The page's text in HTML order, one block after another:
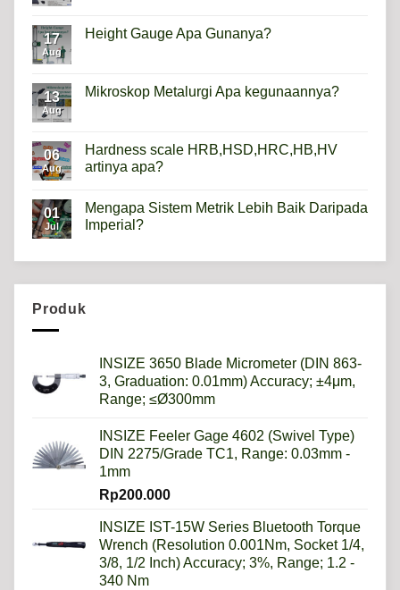
Apa
itu
17
Aug
Height Gauge Apa Gunanya?
Height
Gauge
13
Aug
Mikroskop Metalurgi Apa kegunaannya?
Mikroskop
Metalurgi
Apa
06
Aug
Hardness scale HRB,HSD,HRC,HB,HV
artinya apa?
on
Hardness
scale
01
Jul
Mengapa Sistem Metrik Lebih Baik Daripada
Imperial?
Lebih
Produk
INSIZE 3650 Blade Micrometer (DIN 863-
3, Graduation: 0.01mm) Accuracy; ±4μm,
Range; ≤Ø300mm
INSIZE Feeler Gage 4602 (Swivel Type)
DIN 2275/Grade TC1, Range: 0.03mm -
1mm
Rp200.000
INSIZE IST-15W Series Bluetooth Torque
Wrench (Resolution 0.001Nm, Socket 1/4,
3/8, 1/2 Inch) Accuracy; 3%, Range; 1.2 -
340 Nm